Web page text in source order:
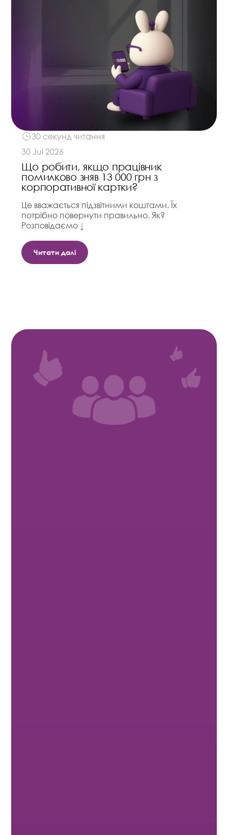
30 секунд читання
30 Jul 2026
Що робити, якщо працівник
помилково зняв 13 000 грн з
корпоративної картки?
Це вважається підзвітними коштами. Їх
потрібно повернути правильно. Як?
Розповідаємо ↓
Читати далі